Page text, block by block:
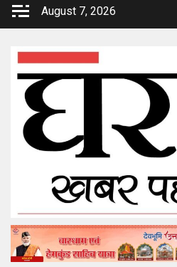
Skip
August 7, 2026